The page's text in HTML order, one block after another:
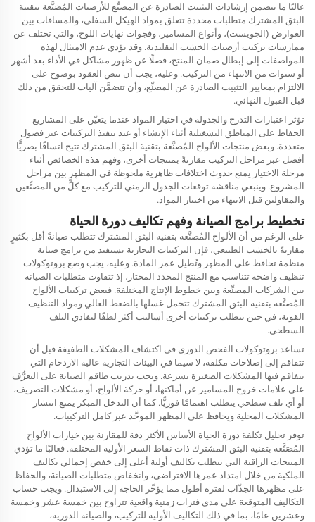
غالبًا ما تتضمن إرشادات التثبيت الصادرة عن المصنِّع للأرضيات المُصَنَّعة بتقنية
البثق المشترك متطلبات محددة تتعلق بمواد الهيكل السفلي، والمسافات بين
العوارض (الجويست)، وأنواع المسامير، وفجوات نهايات اللوح، والتي تختلف عن
ممارسات تركيب أرضيات الخشب التقليدية. وقد يؤدي عدم الامتثال لهذه
المواصفات إلى إبطال ضمان المنتج، فضلًا عن ظهور مشاكل في الأداء بعد أشهر
أو سنوات من الانتهاء من التركيب. وعليه، يجب أن تنص العقود بوضوح على
الالتزام بمعايير التثبيت الصادرة عن المصنِّع، وأن تتضمَّن آليات للتحقق من ذلك
قبل القبول النهائي.
تؤثر اعتبارات التدرج والجدولة في اختيار المواد عندما يتعيّن على المشاريع
الحفاظ على المناطق التشغيلية أثناء الإنشاء أو عند تنفيذ التركيبات عبر فصول
متعددة. وبعض منتجات الألواح المُصنَّعة بتقنية البثق المشترك تتيح اتساقًا بصريًّا
أفضل عبر مراحل التركيب مقارنةً بمنتجات أخرى، وفهم هذه الخصائص أثناء
مرحلة الاختيار يمنع حدوث اختلافات ظاهرية ملحوظة في المظهر بين مراحل
المشروع. وينبغي مناقشة توقعات الجدول الزمني للتركيب مع كلٍّ من المصنِّعين
والمقاولين قبل الانتهاء من اختيار المواد.
تخطيط برامج الصيانة وفهم تكاليف دورة الحياة
على الرغم من أن الألواح المُصنَّعة بتقنية البثق المشترك تتطلب صيانةً أقل بكثيرٍ
مقارنةً بالخشب الطبيعي، فإن التركيبات التجارية تستفيد من برامج صيانة
منظمة تحافظ على المظهر وتُطيل عمر المادة. وعليه، يجب وضع بروتوكولات
تنظيف واضحة تتناسب مع المنتج المحدد المختار، إذ تتفاوت متطلبات الصيانة
بين الشركات المصنِّعة وبين خطوط الإنتاج المختلفة. فبعض تركيبات الألواح
المُصنَّعة بتقنية البثق المشترك تتحمل غسلها بالضغط العالي ومواد التنظيف
القوية، في حين تتطلب تركيبات أخرى أساليب أكثر لطفًا لتفادي التلف
السطحي.
تساعد بروتوكولات الفحص الدوري في اكتشاف المشكلات الطفيفة قبل أن
تتفاقم إلى إصلاحات مكلفة، لا سيما في البيئات التجارية عالية الازدحام التي
تتفاقم فيها المشكلات الصغيرة بسرعة. ويجب تدريب طاقم الصيانة على التعرُّف
على علامات خروج المسامير عن أماكنها، أو حركة الألواح، أو مشكلات التصريف،
أو أي تلف سطحي يتطلب اهتمامًا فوريًّا. كما أن التدخل المبكر يمنع انتشار
المشكلات المحلية ويحافظ على المظهر الموحَّد عبر كامل التركيبات.
توفر تحليل تكلفة دورة الحياة الأساس الأكثر دقة للمقارنة بين خيارات الألواح
المُصَنَّعة بتقنية البثق المشترك ذات نقاط السعر الأولية المختلفة. فغالبًا ما تؤدي
المنتجات الراقية التي تتطلب تكاليف أولية أعلى إلى خفض إجمالي تكاليف
الملكية من خلال امتداد عمرها الافتراضي، وانخفاض متطلبات الصيانة، والحفاظ
على مظهرها الجذّاب لفترة أطول مما يؤخّر الحاجة إلى الاستبدال. ويجب حساب
التكاليف المتوقعة على مدى فترات زمنية واقعية تتراوح بين خمسة عشر وخمسة
وعشرين عامًا، بما في ذلك التكاليف الأولية للتركيب، والصيانة الدورية،